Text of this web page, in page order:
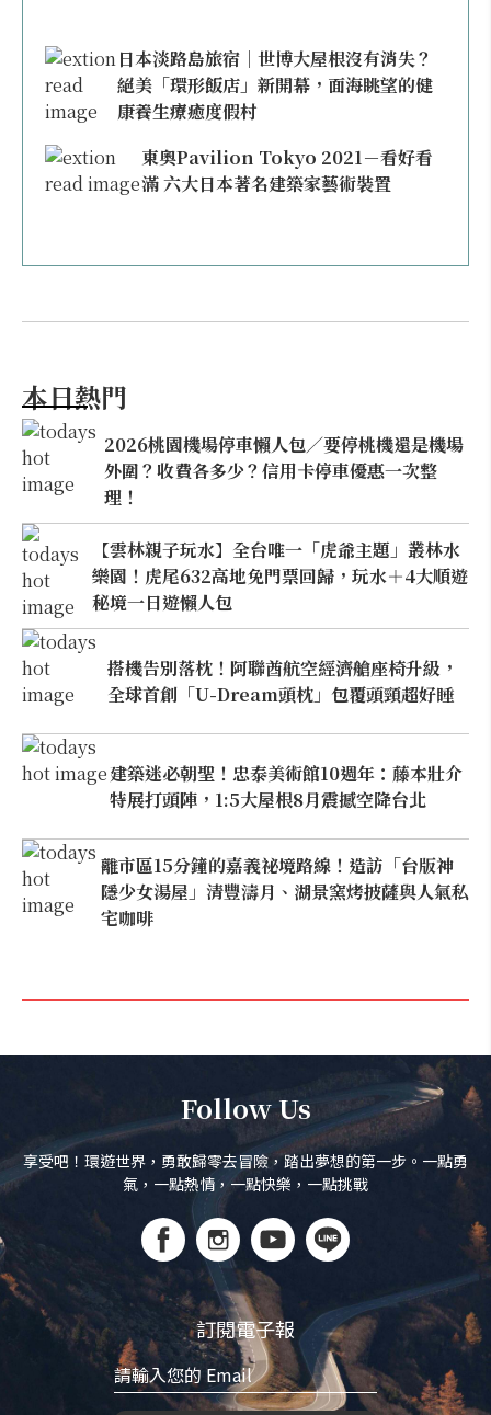
日本淡路島旅宿｜世博大屋根沒有消失？
絕美「環形飯店」新開幕，面海眺望的健
康養生療癒度假村
東奧Pavilion Tokyo 2021－看好看
滿 六大日本著名建築家藝術裝置
本日熱門
2026桃園機場停車懶人包／要停桃機還是機場
外圍？收費各多少？信用卡停車優惠一次整
理！
【雲林親子玩水】全台唯一「虎爺主題」叢林水
樂園！虎尾632高地免門票回歸，玩水＋4大順遊
秘境一日遊懶人包
搭機告別落枕！阿聯酋航空經濟艙座椅升級，
全球首創「U-Dream頭枕」包覆頭頸超好睡
建築迷必朝聖！忠泰美術館10週年：藤本壯介
特展打頭陣，1:5大屋根8月震撼空降台北
離市區15分鐘的嘉義祕境路線！造訪「台版神
隱少女湯屋」清豐濤月、湖景窯烤披薩與人氣私
宅咖啡
Follow Us
享受吧！環遊世界，勇敢歸零去冒險，踏出夢想的第一步。一點勇
氣，一點熱情，一點快樂，一點挑戰
訂閱電子報